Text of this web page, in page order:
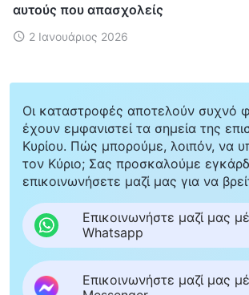
αυτούς που απασχολείς
2 Ιανουάριος 2026
Οι καταστροφές αποτελούν συχνό
έχουν εμφανιστεί τα σημεία της
Κυρίου. Πώς μπορούμε, λοιπόν, να
τον Κύριο; Σας προσκαλούμε
επικοινωνήσετε μαζί μας για να
Επικοινωνήστε μαζί μας
Whatsapp
Επικοινωνήστε μαζί μας